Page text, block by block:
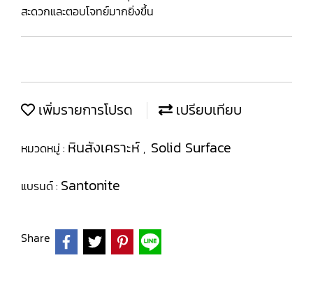
สะดวกและตอบโจทย์มากยิ่งขึ้น
เพิ่มรายการโปรด เปรียบเทียบ
หมวดหมู่ : หินสังเคราะห์ , Solid Surface
แบรนด์ : Santonite
Share